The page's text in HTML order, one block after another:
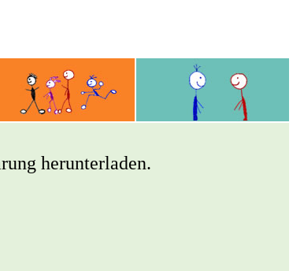
herunterladen.